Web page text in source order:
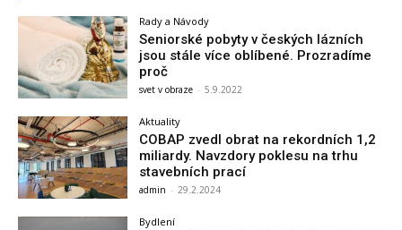
Rady a Návody
Seniorské pobyty v českých lázních
jsou stále více oblíbené. Prozradíme
proč
svet v obraze - 5.9.2022
Aktuality
COBAP zvedl obrat na rekordních 1,2
miliardy. Navzdory poklesu na trhu
stavebních prací
admin - 29.2.2024
Bydlení